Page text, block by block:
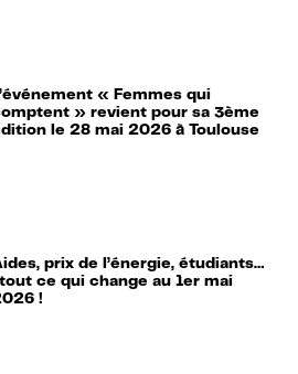
« Femmes qui
» revient pour sa 3ème
le 28 mai 2026 à Toulouse
prix de l’énergie, étudiants…
ce qui change au 1er mai
!